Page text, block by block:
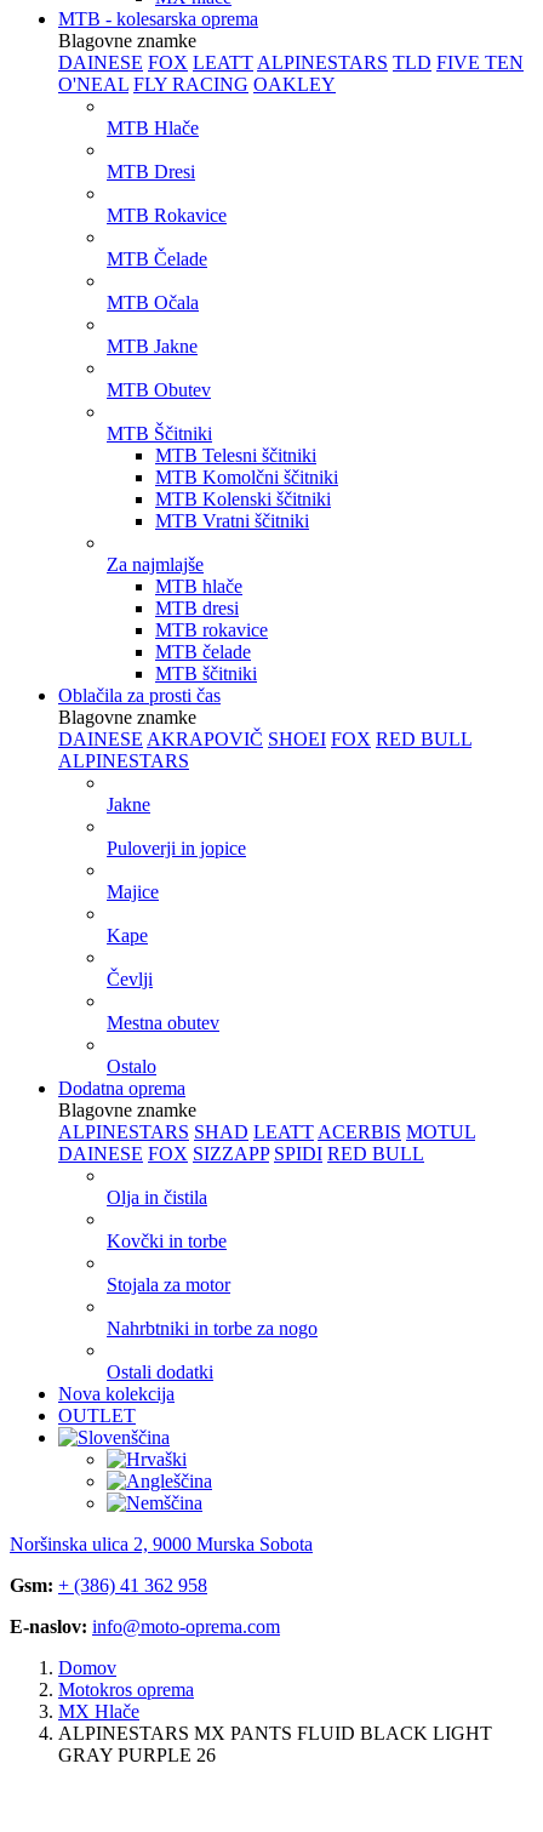
MTB - kolesarska oprema
Blagovne znamke
DAINESE FOX LEATT ALPINESTARS TLD FIVE TEN
O'NEAL FLY RACING OAKLEY
MTB Hlače
MTB Dresi
MTB Rokavice
MTB Čelade
MTB Očala
MTB Jakne
MTB Obutev
MTB Ščitniki
MTB Telesni ščitniki
MTB Komolčni ščitniki
MTB Kolenski ščitniki
MTB Vratni ščitniki
Za najmlajše
MTB hlače
MTB dresi
MTB rokavice
MTB čelade
MTB ščitniki
Oblačila za prosti čas
Blagovne znamke
DAINESE AKRAPOVIČ SHOEI FOX RED BULL
ALPINESTARS
Jakne
Puloverji in jopice
Majice
Kape
Čevlji
Mestna obutev
Ostalo
Dodatna oprema
Blagovne znamke
ALPINESTARS SHAD LEATT ACERBIS MOTUL
DAINESE FOX SIZZAPP SPIDI RED BULL
Olja in čistila
Kovčki in torbe
Stojala za motor
Nahrbtniki in torbe za nogo
Ostali dodatki
Nova kolekcija
OUTLET
Noršinska ulica 2, 9000 Murska Sobota
Gsm: + (386) 41 362 958
E-naslov: info@moto-oprema.com
Domov
Motokros oprema
MX Hlače
ALPINESTARS MX PANTS FLUID BLACK LIGHT
GRAY PURPLE 26